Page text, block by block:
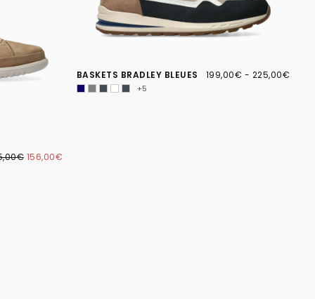
PRIX
156,00€
BASKETS BRADLEY BLEUES 199,00€
PRIX
199,00€ - PRIX
225,00€
+5